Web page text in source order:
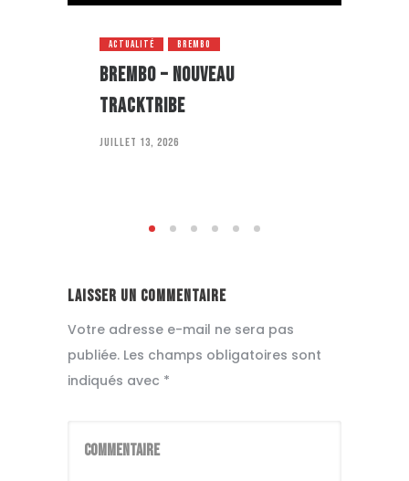
ACTUALITÉ BREMBO
BREMBO – NOUVEAU
TRACKTRIBE
juillet 13, 2026
Laisser un commentaire
Votre adresse e-mail ne sera pas
publiée. Les champs obligatoires sont
indiqués avec *
Commentaire